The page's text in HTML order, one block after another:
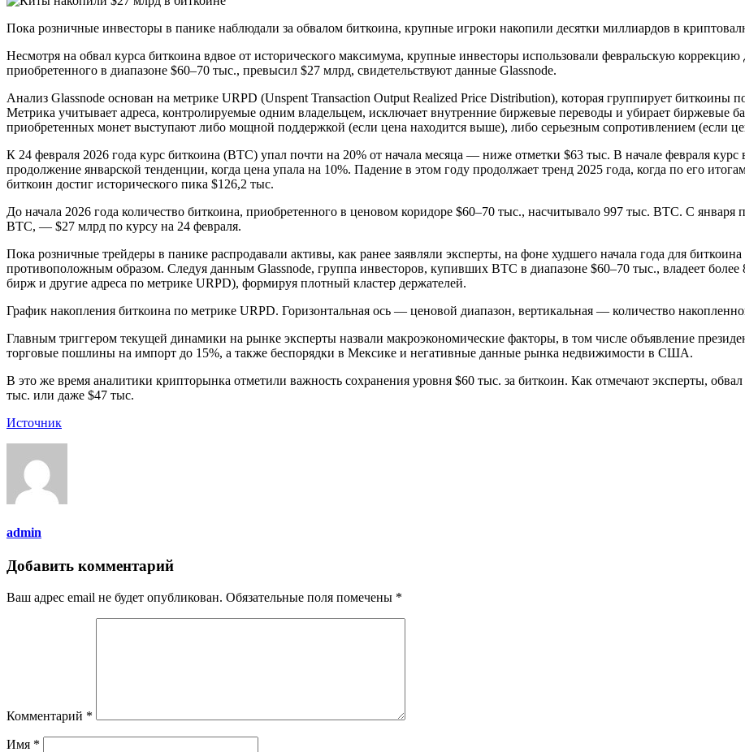
Пока розничные инвесторы в панике наблюдали за обвалом биткоина, крупные игроки накопили десятки миллиардов в
Несмотря на обвал курса биткоина вдвое от исторического максимума, крупные инвесторы использовали февральскую
приобретенного в диапазоне $60–70 тыс., превысил $27 млрд, свидетельствуют данные Glassnode.
Анализ Glassnode основан на метрике URPD (Unspent Transaction Output Realized Price Distribution), которая группирует биткоины
Метрика учитывает адреса, контролируемые одним владельцем, исключает внутренние биржевые переводы и убирает биржевые
приобретенных монет выступают либо мощной поддержкой (если цена находится выше), либо серьезным сопротивлением (если
К 24 февраля 2026 года курс биткоина (BTC) упал почти на 20% от начала месяца — ниже отметки $63 тыс. В начале февраля
продолжение январской тенденции, когда цена упала на 10%. Падение в этом году продолжает тренд 2025 года, когда по его
биткоин достиг исторического пика $126,2 тыс.
До начала 2026 года количество биткоина, приобретенного в ценовом коридоре $60–70 тыс., насчитывало 997 тыс. BTC. С
BTC, — $27 млрд по курсу на 24 февраля.
Пока розничные трейдеры в панике распродавали активы, как ранее заявляли эксперты, на фоне худшего начала года для
противоположным образом. Следуя данным Glassnode, группа инвесторов, купивших BTC в диапазоне $60–70 тыс., владеет
бирж и другие адреса по метрике URPD), формируя плотный кластер держателей.
График накопления биткоина по метрике URPD. Горизонтальная ось — ценовой диапазон, вертикальная — количество
Главным триггером текущей динамики на рынке эксперты назвали макроэкономические факторы, в том числе объявление
торговые пошлины на импорт до 15%, а также беспорядки в Мексике и негативные данные рынка недвижимости в США.
В это же время аналитики крипторынка отметили важность сохранения уровня $60 тыс. за биткоин. Как отмечают эксперты,
тыс. или даже $47 тыс.
Источник
admin
Добавить комментарий
Ваш адрес email не будет опубликован. Обязательные поля помечены *
Комментарий *
Имя *